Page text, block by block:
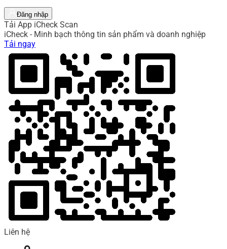
Đăng nhập
Tải App iCheck Scan
iCheck - Minh bạch thông tin sản phẩm và doanh nghiệp
Tải ngay
Liên hệ